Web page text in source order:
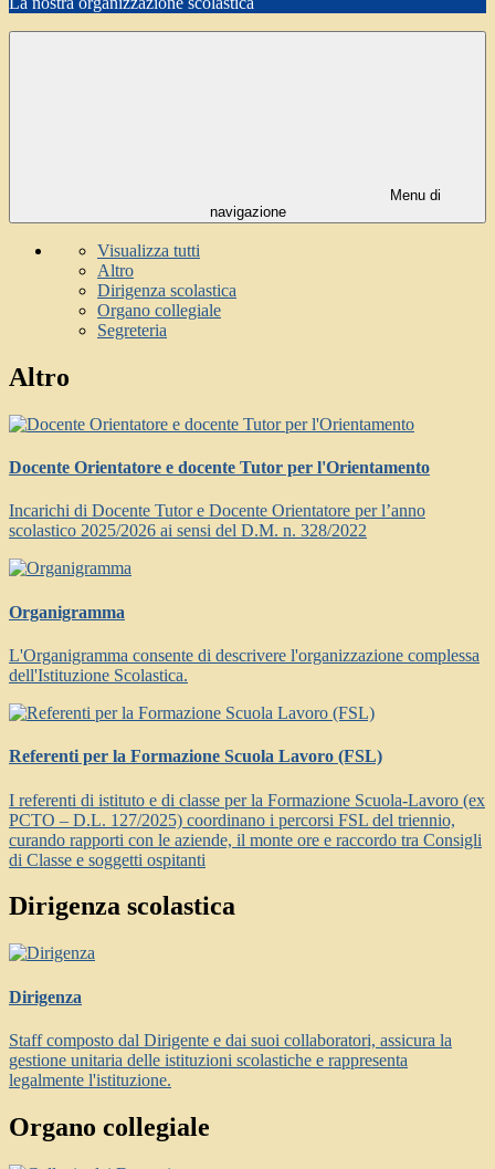
Menu di
navigazione
Visualizza tutti
Altro
Dirigenza scolastica
Organo collegiale
Segreteria
Altro
Docente Orientatore e docente Tutor per l'Orientamento
Incarichi di Docente Tutor e Docente Orientatore per l’anno
scolastico 2025/2026 ai sensi del D.M. n. 328/2022
Organigramma
L'Organigramma consente di descrivere l'organizzazione complessa
dell'Istituzione Scolastica.
Referenti per la Formazione Scuola Lavoro (FSL)
I referenti di istituto e di classe per la Formazione Scuola-Lavoro (ex
PCTO – D.L. 127/2025) coordinano i percorsi FSL del triennio,
curando rapporti con le aziende, il monte ore e raccordo tra Consigli
di Classe e soggetti ospitanti
Dirigenza scolastica
Dirigenza
Staff composto dal Dirigente e dai suoi collaboratori, assicura la
gestione unitaria delle istituzioni scolastiche e rappresenta
legalmente l'istituzione.
Organo collegiale